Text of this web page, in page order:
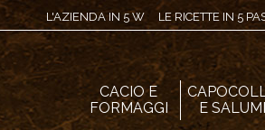
L'AZIENDA IN 5 W LE RICETTE IN 5
CACIO E
FORMAGGI
E SALUMI